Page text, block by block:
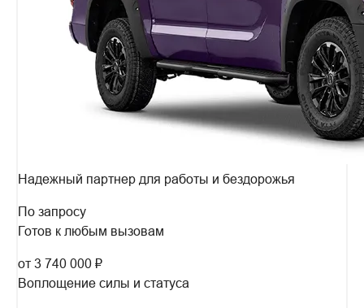
Надежный партнер для работы и бездорожья
По запросу
Готов к любым вызовам
от 3 740 000 ₽
Воплощение силы и статуса